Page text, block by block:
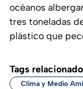
océanos
tres toneladas
plástico que
Tags
Clima y Medio